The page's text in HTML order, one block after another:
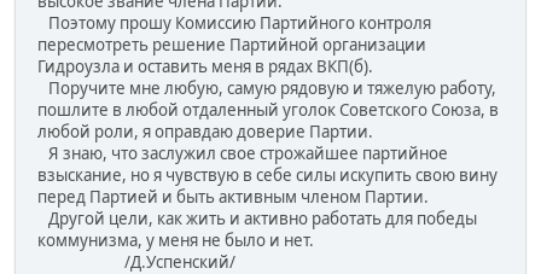
Поэтому прошу Комиссию Партийного контроля
пересмотреть решение Партийной организации
Гидроузла и оставить меня в рядах ВКП(б).
Поручите мне любую, самую рядовую и тяжелую работу,
пошлите в любой отдаленный уголок Советского Союза, в
любой роли, я оправдаю доверие Партии.
Я знаю, что заслужил свое строжайшее партийное
взыскание, но я чувствую в себе силы искупить свою вину
перед Партией и быть активным членом Партии.
Другой цели, как жить и активно работать для победы
коммунизма, у меня не было и нет.
/Д.Успенский/